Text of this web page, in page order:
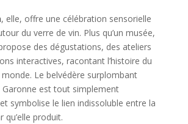
, elle, offre une célébration sensorielle
du verre de vin. Plus qu’un musée,
des dégustations, des ateliers
interactives, racontant l’histoire du
Le belvédère surplombant
est tout simplement
symbolise le lien indissoluble entre la
qu’elle produit.